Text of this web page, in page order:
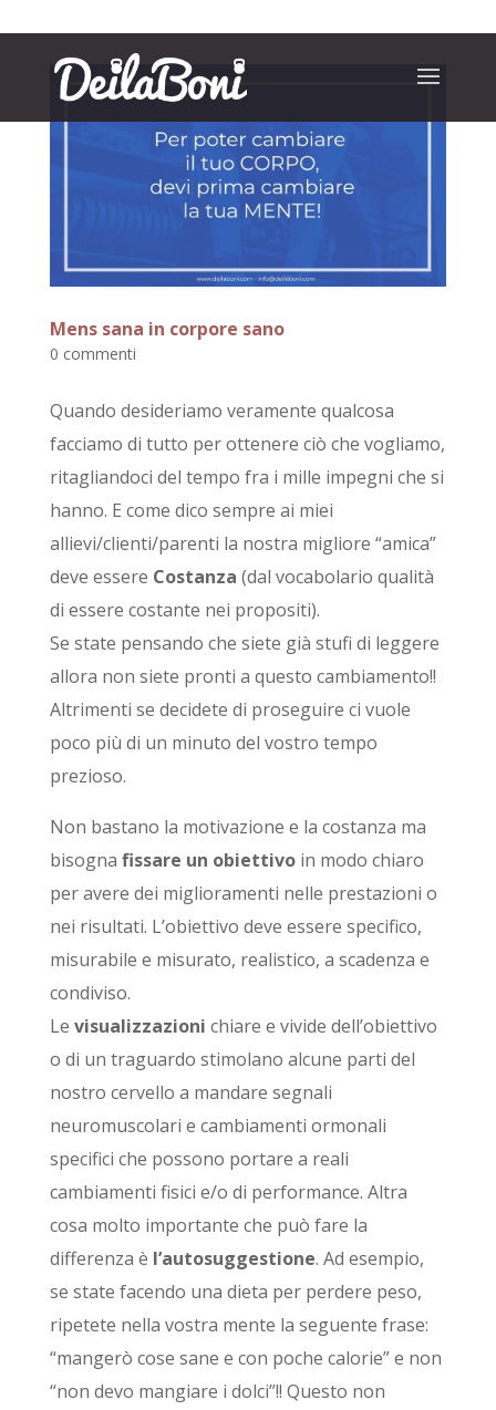
Mens sana in corpore sano
0 commenti
Quando desideriamo veramente qualcosa
facciamo di tutto per ottenere ciò che vogliamo,
ritagliandoci del tempo fra i mille impegni che si
hanno. E come dico sempre ai miei
allievi/clienti/parenti la nostra migliore “amica”
deve essere Costanza (dal vocabolario qualità
di essere costante nei propositi).
Se state pensando che siete già stufi di leggere
allora non siete pronti a questo cambiamento!!
Altrimenti se decidete di proseguire ci vuole
poco più di un minuto del vostro tempo
prezioso.
Non bastano la motivazione e la costanza ma
bisogna fissare un obiettivoin modo chiaro
per avere dei miglioramenti nelle prestazioni o
nei risultati. L’obiettivo deve essere specifico,
misurabile e misurato, realistico, a scadenza e
condiviso.
Le visualizzazioni chiare e vivide dell’obiettivo
o di un traguardo stimolano alcune parti del
nostro cervello a mandare segnali
neuromuscolari e cambiamenti ormonali
specifici che possono portare a reali
cambiamenti fisici e/o di performance. Altra
cosa molto importante che può fare la
differenza è l’autosuggestione. Ad esempio,
se state facendo una dieta per perdere peso,
ripetete nella vostra mente la seguente frase:
“mangerò cose sane e con poche calorie” e non
“non devo mangiare i dolci”!! Questo non